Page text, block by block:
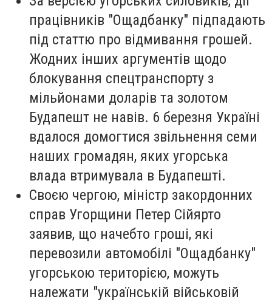
працівників "Ощадбанку" підпадають
під статтю про відмивання грошей.
Жодних інших аргументів щодо
блокування спецтранспорту з
мільйонами доларів та золотом
Будапешт не навів. 6 березня Україні
вдалося домогтися звільнення семи
наших громадян, яких угорська
влада втримувала в Будапешті.
Своєю чергою, міністр закордонних
справ Угорщини Петер Сійярто
заявив, що начебто гроші, які
перевозили автомобілі "Ощадбанку"
угорською територією, можуть
належати "українській військовій